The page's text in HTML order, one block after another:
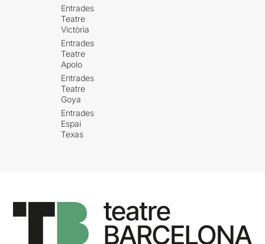
Entrades
Teatre
Victòria
Entrades
Teatre
Apolo
Entrades
Teatre
Goya
Entrades
Espai
Texas